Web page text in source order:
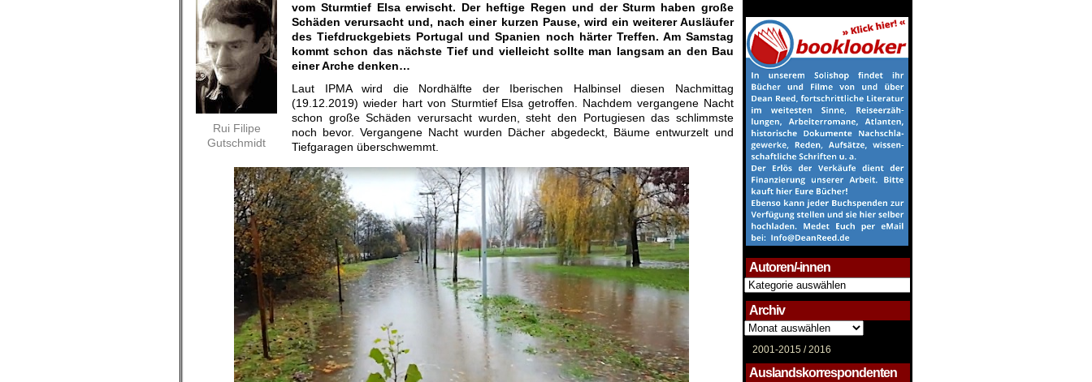
Rui Filipe
Gutschmidt
vom Sturmtief Elsa erwischt. Der heftige Regen und der Sturm haben große
Schäden verursacht und, nach einer kurzen Pause, wird ein weiterer Ausläufer
des Tiefdruckgebiets Portugal und Spanien noch härter Treffen. Am Samstag
kommt schon das nächste Tief und vielleicht sollte man langsam an den Bau
einer Arche denken…
Laut IPMA wird die Nordhälfte der Iberischen Halbinsel diesen Nachmittag
(19.12.2019) wieder hart von Sturmtief Elsa getroffen. Nachdem vergangene Nacht
schon große Schäden verursacht wurden, steht den Portugiesen das schlimmste
noch bevor. Vergangene Nacht wurden Dächer abgedeckt, Bäume entwurzelt und
Tiefgaragen überschwemmt.
Autoren/-innen
Autoren/-
innen
Archiv
Archiv
2001-2015 /2016
Auslandskorrespondenten